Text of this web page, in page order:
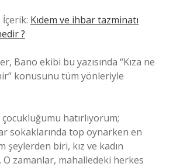
Kıdem ve ihbar tazminatı
?
Bano ekibi bu yazısında “Kıza ne
konusunu tüm yönleriyle
hatırlıyorum;
sokaklarında top oynarken en
şeylerden biri, kız ve kadın
O zamanlar, mahalledeki herkes